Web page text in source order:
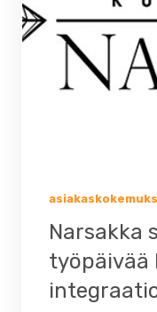
Narsakka
työpäivää